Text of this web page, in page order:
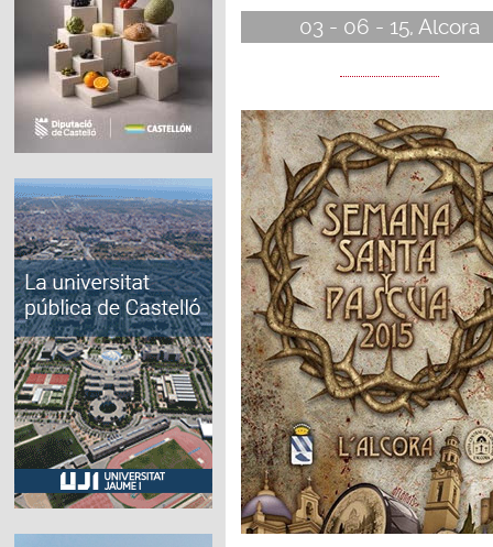
03 - 06 - 15, Alcora